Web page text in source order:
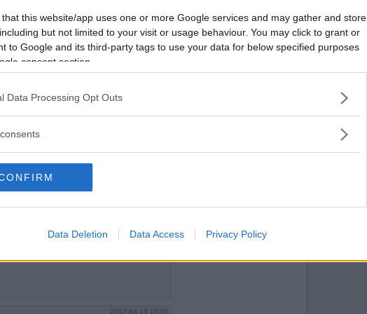
that this website/app uses one or more Google services and may gather and store
but not limited to your visit or usage behaviour. You may click to grant or
to Google and its third-party tags to use your data for below specified purposes
consent section.
Data Processing Opt Outs
Data Deletion Data Access Privacy Policy
ibland har jag svårt att få ändan ur vagnen.
2012-04-15 10:55
det så trött som jag är...
ska äta idag?
2012-04-15 15:20
Vill du bli
medlem?